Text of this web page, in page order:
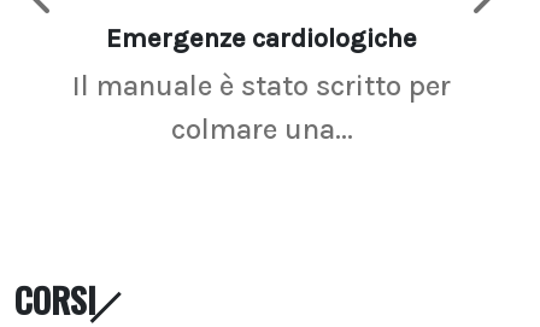
Emergenze cardiologiche
Il manuale è stato scritto per
colmare una...
CORSI